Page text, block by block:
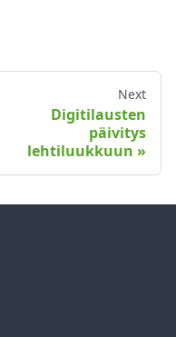
Next
Digitilausten
päivitys
lehtiluukkuun